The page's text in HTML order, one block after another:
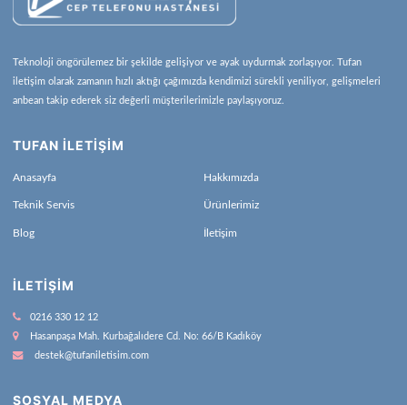
Teknoloji öngörülemez bir şekilde gelişiyor ve ayak uydurmak zorlaşıyor. Tufan
iletişim olarak zamanın hızlı aktığı çağımızda kendimizi sürekli yeniliyor, gelişmeleri
anbean takip ederek siz değerli müşterilerimizle paylaşıyoruz.
TUFAN İLETİŞİM
Anasayfa Hakkımızda
Teknik Servis Ürünlerimiz
Blog İletişim
İLETIŞIM
0216 330 12 12
Hasanpaşa Mah. Kurbağalıdere Cd. No: 66/B Kadıköy
destek@tufaniletisim.com
SOSYAL MEDYA